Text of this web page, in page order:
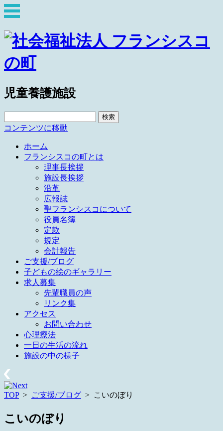
児童養護施設
索:
コンテンツに移動
ホーム
フランシスコの町とは
理事長挨拶
施設長挨拶
沿革
広報誌
聖フランシスコについて
役員名簿
定款
規定
会計報告
ご支援/ブログ
子どもの絵のギャラリー
求人募集
先輩職員の声
リンク集
アクセス
お問い合わせ
心理療法
一日の生活の流れ
施設の中の様子
TOP> ご支援/ブログ > こいのぼり
こいのぼり